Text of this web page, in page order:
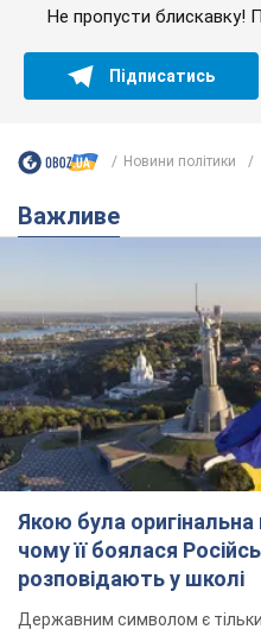
Не пропусти блискавку!
Підписатись
Новини політики
Важливе
Якою була оригінальна
чому її боялася
розповідають у школі
Державним символом є тільки